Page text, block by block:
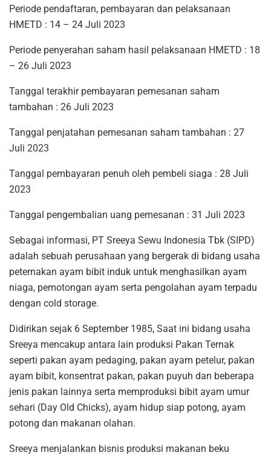
Periode pendaftaran, pembayaran dan pelaksanaan
HMETD : 14 – 24 Juli 2023
Periode penyerahan saham hasil pelaksanaan HMETD : 18
– 26 Juli 2023
Tanggal terakhir pembayaran pemesanan saham
tambahan : 26 Juli 2023
Tanggal penjatahan pemesanan saham tambahan : 27
Juli 2023
Tanggal pembayaran penuh oleh pembeli siaga : 28 Juli
2023
Tanggal pengembalian uang pemesanan : 31 Juli 2023
Sebagai informasi, PT Sreeya Sewu Indonesia Tbk (SIPD)
adalah sebuah perusahaan yang bergerak di bidang usaha
peternakan ayam bibit induk untuk menghasilkan ayam
niaga, pemotongan ayam serta pengolahan ayam terpadu
dengan cold storage.
Didirikan sejak 6 September 1985, Saat ini bidang usaha
Sreeya mencakup antara lain produksi Pakan Ternak
seperti pakan ayam pedaging, pakan ayam petelur, pakan
ayam bibit, konsentrat pakan, pakan puyuh dan beberapa
jenis pakan lainnya serta memproduksi bibit ayam umur
sehari (Day Old Chicks), ayam hidup siap potong, ayam
potong dan makanan olahan.
Sreeya menjalankan bisnis produksi makanan beku